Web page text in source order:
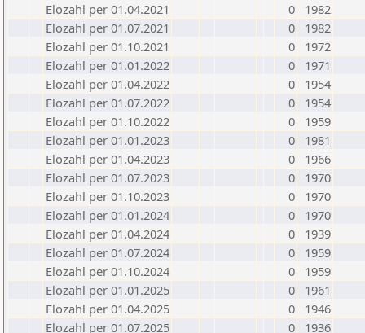
Elozahl per 01.04.2021 0
1982
Elozahl per 01.07.2021
0
1982
Elozahl per 01.10.2021
0
1972
Elozahl per 01.01.2022
0
1971
Elozahl per 01.04.2022
0
1954
Elozahl per 01.07.2022
0
1954
Elozahl per 01.10.2022
0
1959
Elozahl per 01.01.2023
0
1981
Elozahl per 01.04.2023
0
1966
Elozahl per 01.07.2023
0
1970
Elozahl per 01.10.2023
0
1970
Elozahl per 01.01.2024
0
1970
Elozahl per 01.04.2024
0
1939
Elozahl per 01.07.2024
0
1959
Elozahl per 01.10.2024
0
1959
Elozahl per 01.01.2025
0
1961
Elozahl per 01.04.2025
0
1946
Elozahl per 01.07.2025
0
1936